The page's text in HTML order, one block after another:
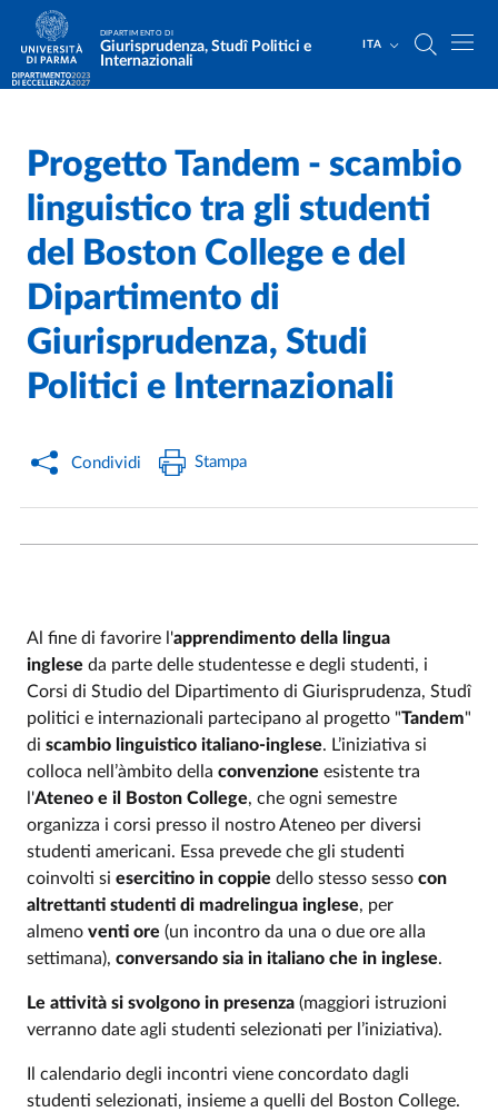
Salta al contenuto principale
Skip to footer
DIPARTIMENTO DI
Giurisprudenza, Studî Politici e
Internazionali
ITA
Home /
Progetto Tandem - scambio
linguistico tra gli studenti
del Boston College e del
Dipartimento di
Giurisprudenza, Studi
Politici e Internazionali
Condividi Stampa
Al fine di favorire l'apprendimento della lingua
inglese da parte delle studentesse e degli studenti, i
Corsi di Studio del Dipartimento di Giurisprudenza, Studî
politici e internazionali partecipano al progetto "Tandem"
di scambio linguistico italiano-inglese. L’iniziativa si
colloca nell’àmbito della convenzione esistente tra
l'Ateneo e il Boston College, che ogni semestre
organizza i corsi presso il nostro Ateneo per diversi
studenti americani. Essa prevede che gli studenti
coinvolti si esercitino in coppie dello stesso sesso con
altrettanti studenti di madrelingua inglese, per
almeno venti ore (un incontro da una o due ore alla
settimana), conversando sia in italiano che in inglese.
Le attività si svolgono in presenza (maggiori istruzioni
verranno date agli studenti selezionati per l’iniziativa).
Il calendario degli incontri viene concordato dagli
studenti selezionati, insieme a quelli del Boston College.